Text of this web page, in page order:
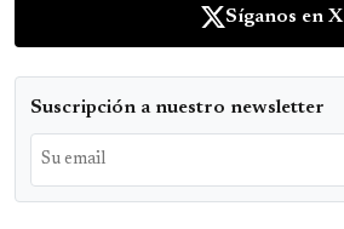
Síganos en X
Suscripción a nuestro newsletter